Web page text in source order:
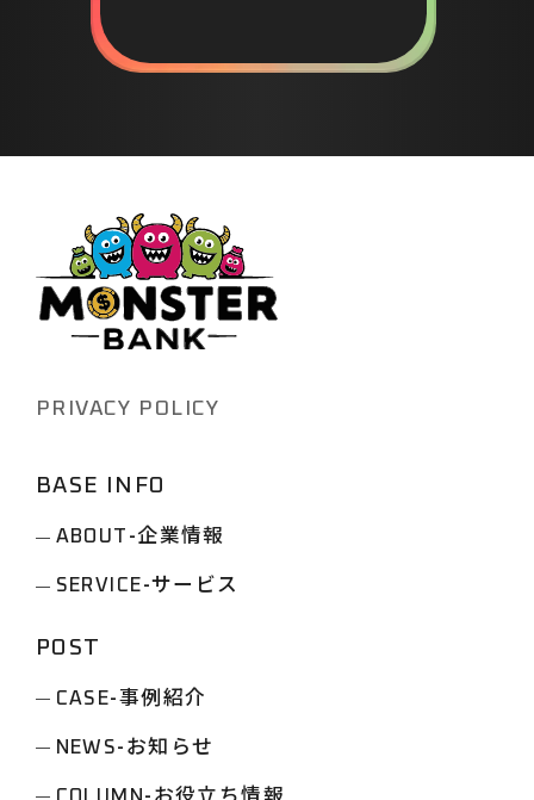
「重し」となることがあります。特
に、既存事業が安定している企業ほ
る意思決定: データに基づかない個人
を欠き、具体的な次の一手が見えに
くくなります。部下から明確な答えが
返ってこないことに田中部長が頭を
抱える状況も、まさにこの典型と言
えるでしょう。 実行フェーズへのコ
成されるも…
PRIVACY POLICY
BASE INFO
ABOUT -企業情報
SERVICE-サービス
POST
CASE-事例紹介
NEWS-お知らせ
-お役立ち情報